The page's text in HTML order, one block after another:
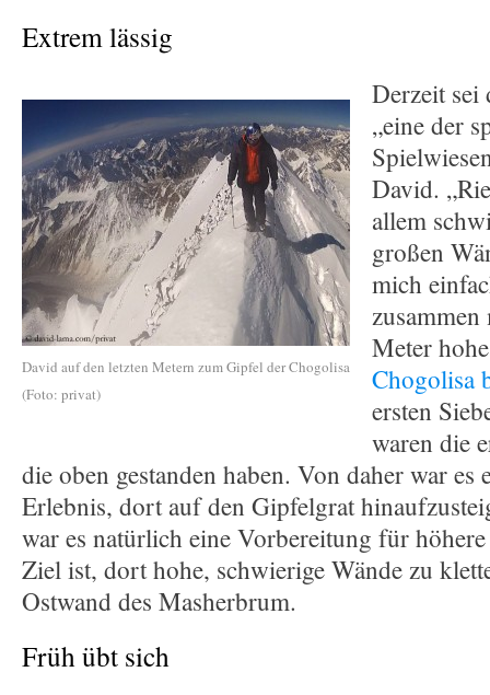
Extrem lässig
David auf den letzten Metern zum Gipfel der Chogolisa
(Foto: privat)
Derzeit sei
„eine der
David.
allem
großen
mich
Meter
Chogolisa
ersten
waren die
die oben gestanden haben. Von daher war es
Erlebnis, dort auf den Gipfelgrat
war es natürlich eine Vorbereitung für
Ziel ist, dort hohe, schwierige Wände zu
Ostwand des Masherbrum.
Früh übt sich